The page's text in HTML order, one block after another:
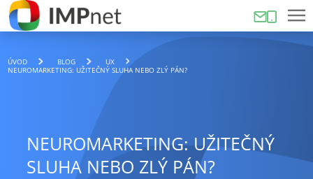
ÚVOD BLOG
UX
NEUROMARKETING: UŽITEČNÝ SLUHA NEBO ZLÝ PÁN?
NEUROMARKETING: UŽITEČNÝ
SLUHA NEBO ZLÝ PÁN?